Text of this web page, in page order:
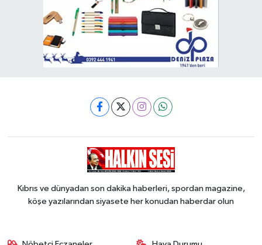
Kıbrıs ve dünyadan son dakika haberleri, spordan magazine,
köşe yazılarından siyasete her konudan haberdar olun